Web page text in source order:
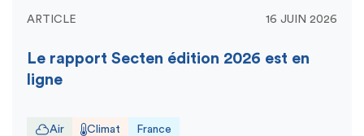
ARTICLE 16 JUIN 2026
Le rapport Secten édition 2026 est en
ligne
Air Climat France